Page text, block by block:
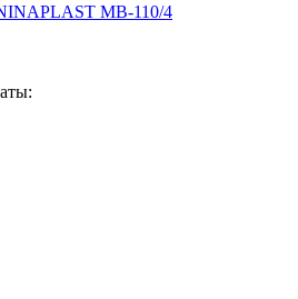
МВ-110/4